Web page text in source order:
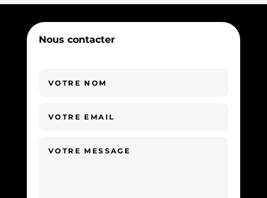
Nous contacter